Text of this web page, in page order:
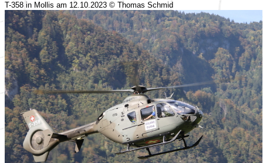
T-358 in Mollis am 12.10.2023 © Thomas Schmid